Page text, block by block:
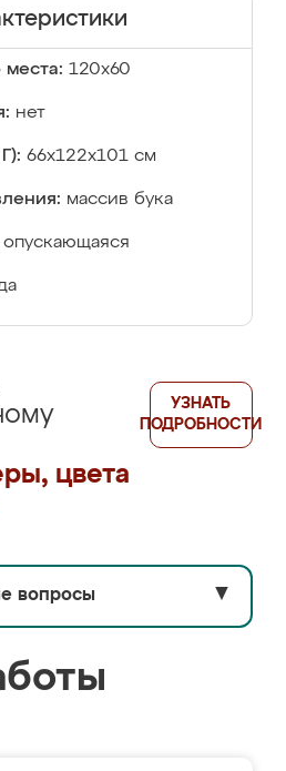
места: 120x60
нет
66x122x101 см
массив бука
опускающаяся
цвета
УЗНАТЬ
ПОДРОБНОСТИ
вопросы ▼